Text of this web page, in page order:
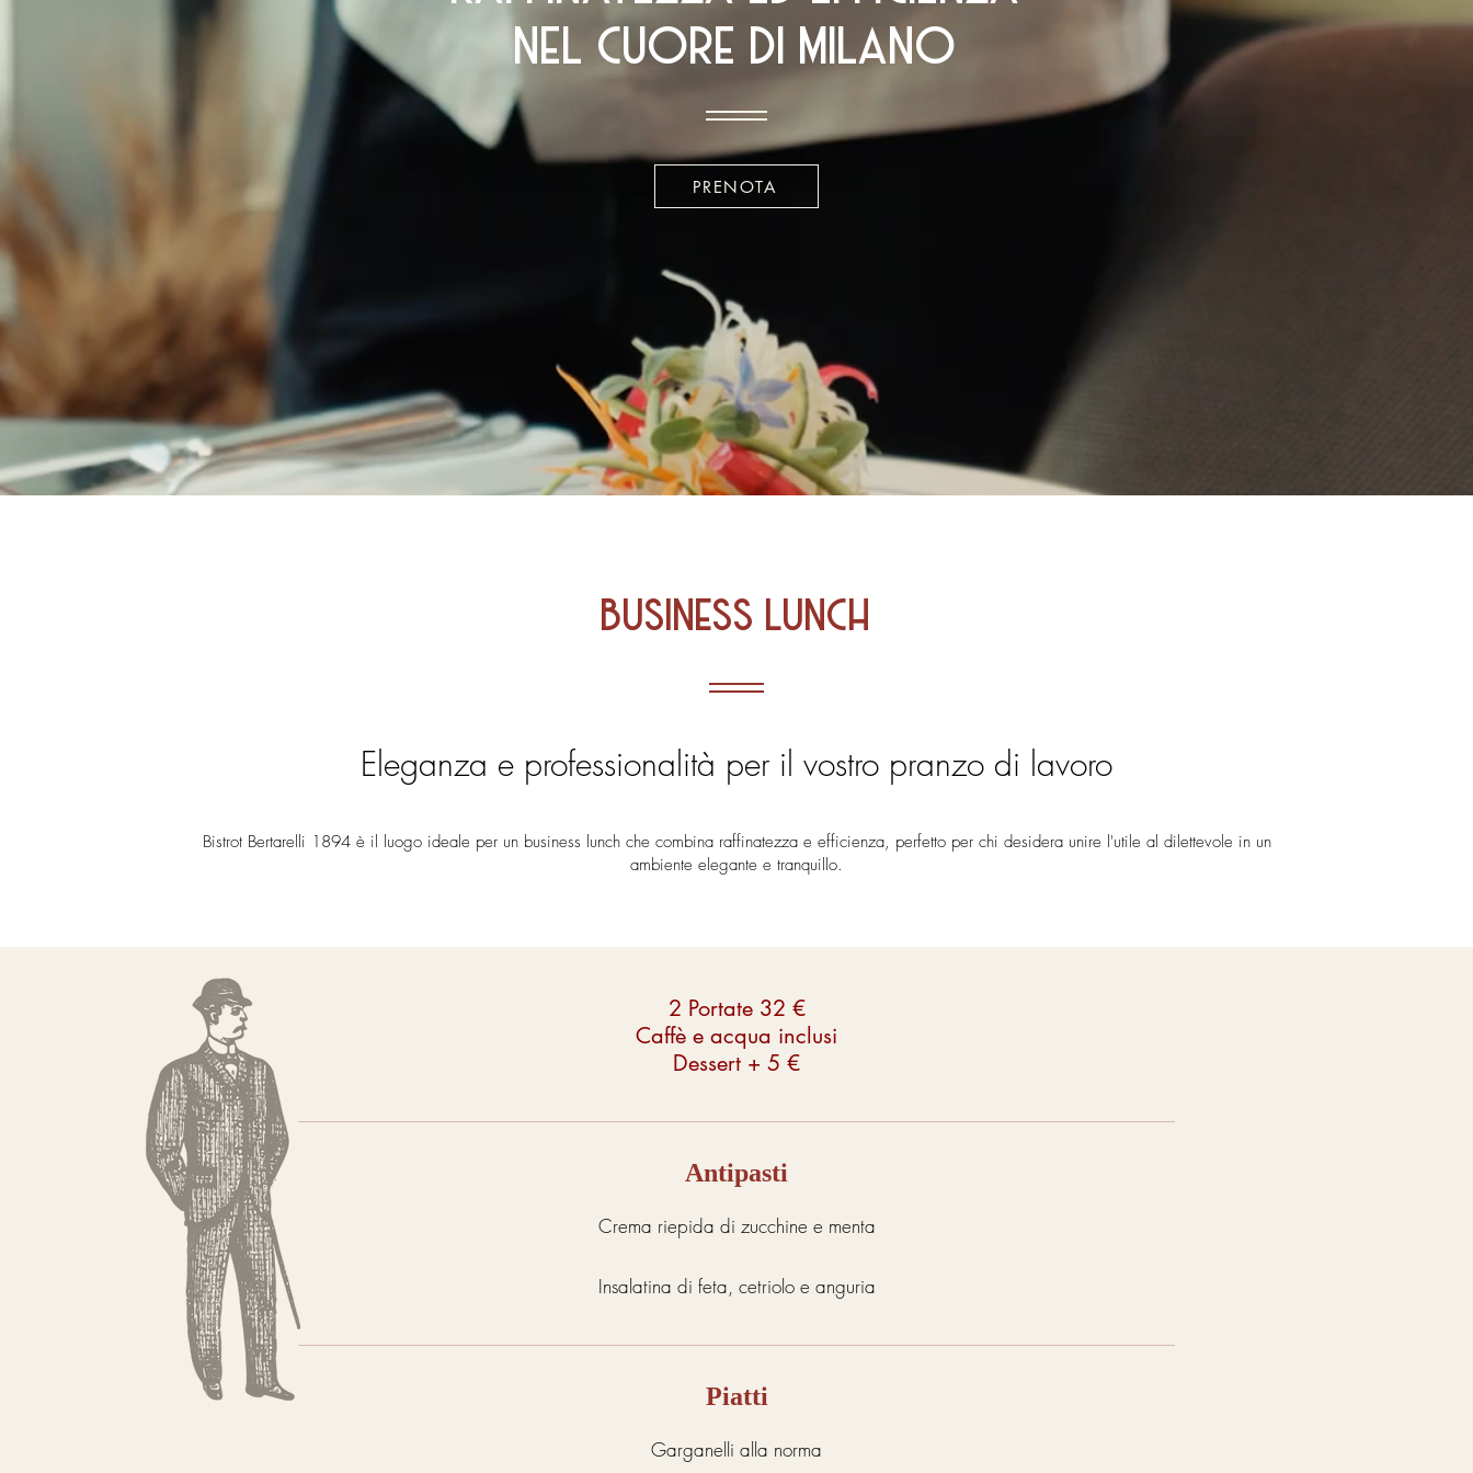
nel cuore di milano
PRENOTA
business lunch
Eleganza e professionalità per il vostro pranzo di lavoro
Bistrot Bertarelli 1894 è il luogo ideale per un business lunch che combina raffinatezza e efficienza, perfetto per chi desidera unire l'utile al dilettevole in un
ambiente elegante e tranquillo.
2 Portate 32 €
Caffè e acqua inclusi
Dessert + 5 €
Antipasti
Crema riepida di zucchine e menta
Insalatina di feta, cetriolo e anguria
Piatti
Garganelli alla norma